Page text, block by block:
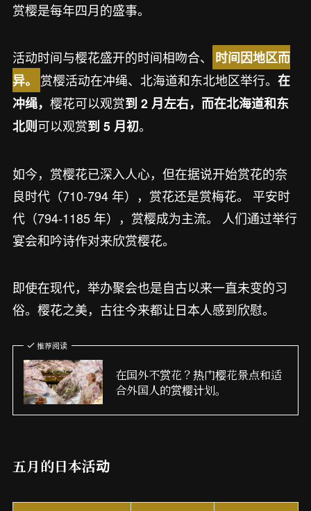
赏樱是每年四月的盛事。
活动时间与樱花盛开的时间相吻合、
时间因地区而
异。
赏樱活动在冲绳、北海道和东北地区举行。在
冲绳， 樱花可以观赏到 2 月左右，而在北海道和东
北则可以观赏到 5 月初。
如今，赏樱花已深入人心，但在据说开始赏花的奈
良时代（710-794 年），赏花还是赏梅花。 平安时
代（794-1185 年），赏樱成为主流。 人们通过举行
宴会和吟诗作对来欣赏樱花。
即使在现代，举办聚会也是自古以来一直未变的习
俗。樱花之美，古往今来都让日本人感到欣慰。
推荐阅读
在国外不赏花？热门樱花景点和适
合外国人的赏樱计划。
五月的日本活动